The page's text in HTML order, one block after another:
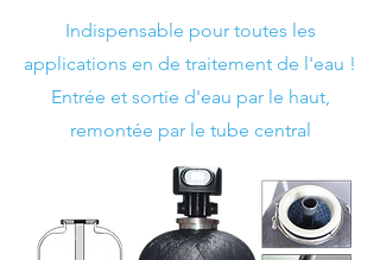
Indispensable pour toutes les
applications en de traitement de l'eau !
Entrée et sortie d'eau par le haut,
remontée par le tube central